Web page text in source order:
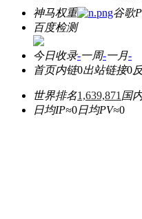
神马权重
谷歌
百度检测
今日收录-一周-一月-
首页内链0出站链接0
世界排名1,639,871 国
日均IP≈0日均PV≈0